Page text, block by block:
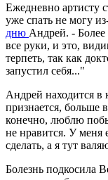
Ежедневно артисту
уже спать не могу
дню Андрей. -
все руки, и это,
терпеть, так как
запустил себя..."
Андрей находится в
признается, больше
конечно, люблю
не нравится. У меня
сделать, а я тут
Болезнь подкосила